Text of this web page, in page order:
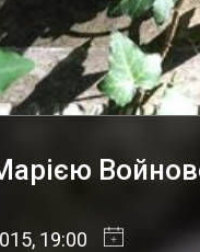
, 19:00